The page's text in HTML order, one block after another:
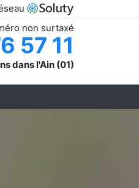
non surtaxé
57 11
dans l'Ain (01)